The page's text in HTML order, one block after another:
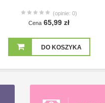
(opinie: 0)
Cena 65,99 zł
DO KOSZYKA